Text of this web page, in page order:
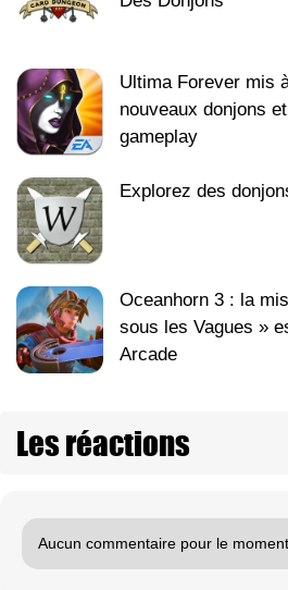
Ultima Forever mis
nouveaux donjons
gameplay
Explorez des
Oceanhorn 3 : la
sous les Vagues »
Arcade
Les réactions
Aucun commentaire pour le